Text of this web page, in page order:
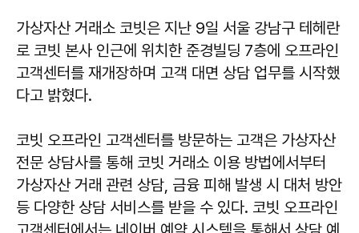
가상자산 거래소 코빗은 지난 9일 서울 강남구 테헤란
로 코빗 본사 인근에 위치한 준경빌딩 7층에 오프라인
고객센터를 재개장하며 고객 대면 상담 업무를 시작했
다고 밝혔다.
코빗 오프라인 고객센터를 방문하는 고객은 가상자산
전문 상담사를 통해 코빗 거래소 이용 방법에서부터
가상자산 거래 관련 상담, 금융 피해 발생 시 대처 방안
등 다양한 상담 서비스를 받을 수 있다. 코빗 오프라인